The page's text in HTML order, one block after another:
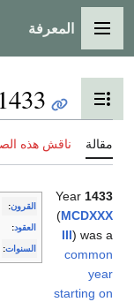
القائمة الرئيسية
المعرفة
تبديل عرض جدول
1433
مقالة ناقش هذه
القرون:
العقود:
السنوات:
Year 1433
(MCDXXX
III) was a
common
year
starting on